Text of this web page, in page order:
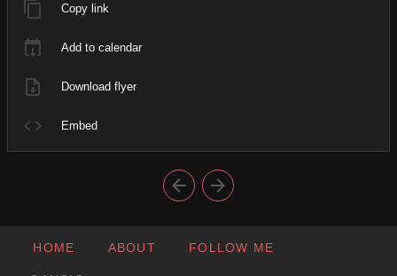
Copy link
Add to calendar
Download flyer
Embed
HOME ABOUT FOLLOW ME